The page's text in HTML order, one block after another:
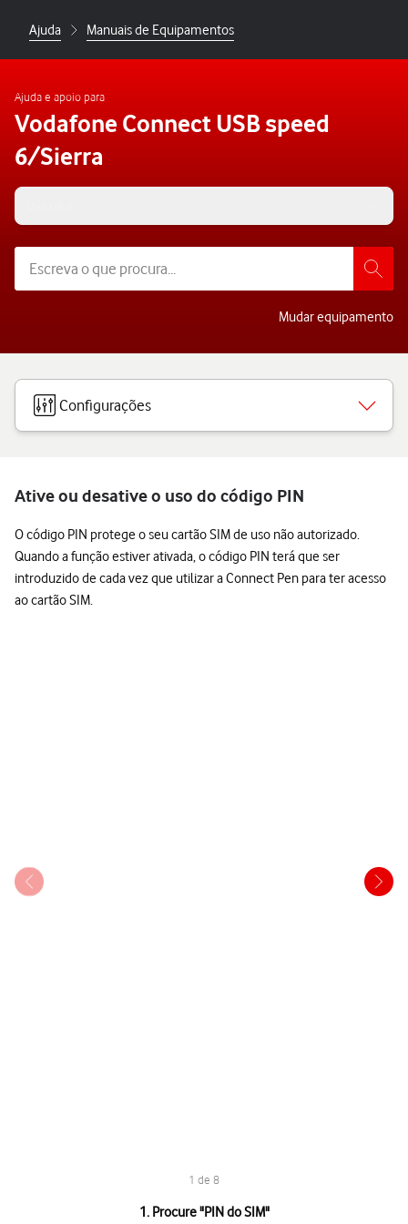
Ajuda Manuais de Equipamentos
Ajuda e apoio para
Vodafone Connect USB speed
6/Sierra
Mudar equipamento
Configurações
Ative ou desative o uso do código PIN
O código PIN protege o seu cartão SIM de uso não autorizado.
Quando a função estiver ativada, o código PIN terá que ser
introduzido de cada vez que utilizar a Connect Pen para ter acesso
ao cartão SIM.
1 de 8
1. Procure "PIN do SIM"